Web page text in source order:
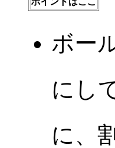
ボー
にし
に、